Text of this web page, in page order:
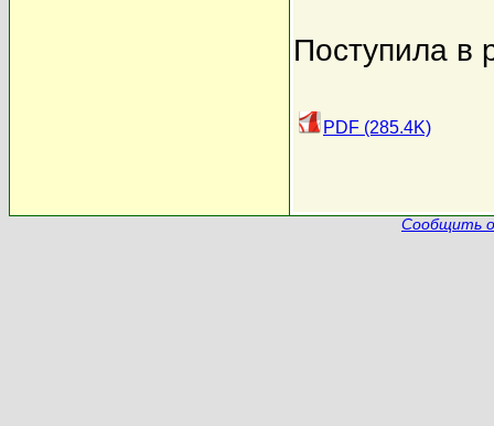
Поступила в
PDF (285.4K)
Сообщить о